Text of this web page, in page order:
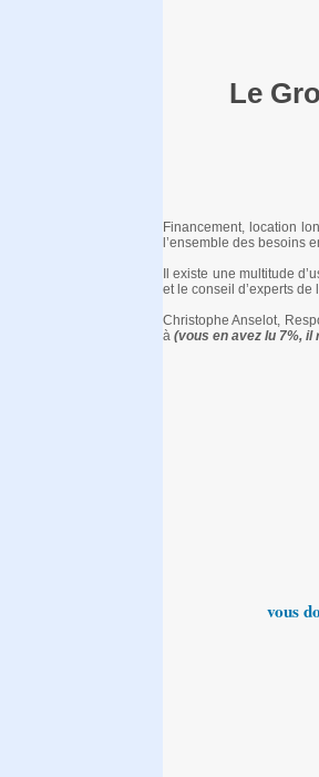
Le
Financement, location
l’ensemble des besoins
Il existe une multitude
et le conseil d’experts de
Christophe Anselot,
à (vous en avez lu 7%,
vous